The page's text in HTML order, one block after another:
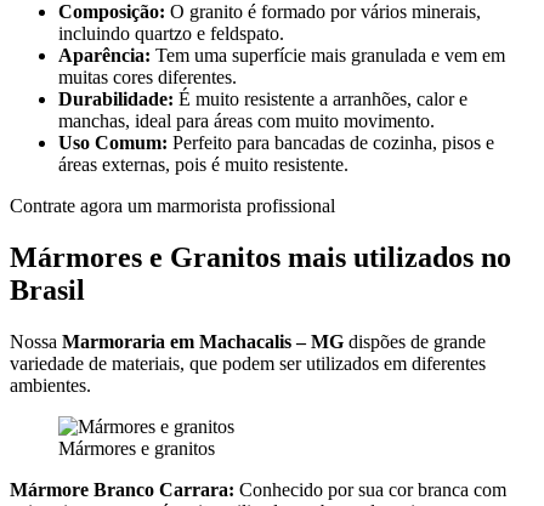
Composição: O granito é formado por vários minerais,
incluindo quartzo e feldspato.
Aparência: Tem uma superfície mais granulada e vem em
muitas cores diferentes.
Durabilidade: É muito resistente a arranhões, calor e
manchas, ideal para áreas com muito movimento.
Uso Comum: Perfeito para bancadas de cozinha, pisos e
áreas externas, pois é muito resistente.
Contrate agora um marmorista profissional
Mármores e Granitos mais utilizados no
Brasil
Nossa Marmoraria em Machacalis – MG dispões de grande
variedade de materiais, que podem ser utilizados em diferentes
ambientes.
Mármores e granitos
Mármore Branco Carrara: Conhecido por sua cor branca com